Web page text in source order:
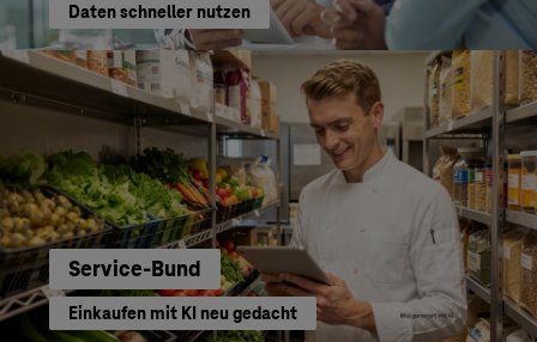
Daten schneller nutzen
Service-Bund
Einkaufen mit KI neu gedacht